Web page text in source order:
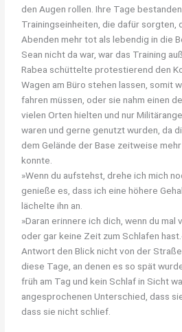
den Augen rollen. Ihre Tage
Trainingseinheiten, die dafür sorgten,
Abenden mehr tot als lebendig in die
Sean nicht da war, war das Training
Rabea schüttelte protestierend den
Wagen am Büro stehen lassen, somit
fahren müssen, oder sie nahm einen
vielen Orten hielten und nur
waren und gerne genutzt wurden, da
dem Gelände der Base zeitweise
konnte.
»Wenn du aufstehst, drehe ich mich
genieße es, dass ich eine höhere
lächelte ihn an.
»Daran erinnere ich dich, wenn du mal
oder gar keine Zeit zum Schlafen
Antwort den Blick nicht von der
diese Tage, an denen es so spät
früh am Tag und kein Schlaf in Sicht
angesprochenen Unterschied, dass
dass sie nicht schlief.